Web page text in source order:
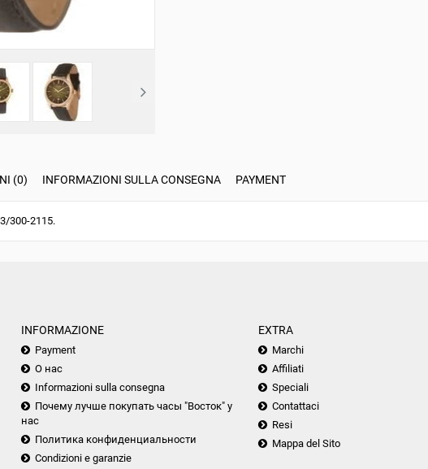
(0) INFORMAZIONI SULLA CONSEGNA PAYMENT
300-2115.
INFORMAZIONE
Payment
О нас
Informazioni sulla consegna
Почему лучше покупать часы "Восток" у
нас
Политика конфиденциальности
Condizioni e garanzie
EXTRA
Marchi
Affiliati
Speciali
Contattaci
Resi
Mappa del Sito